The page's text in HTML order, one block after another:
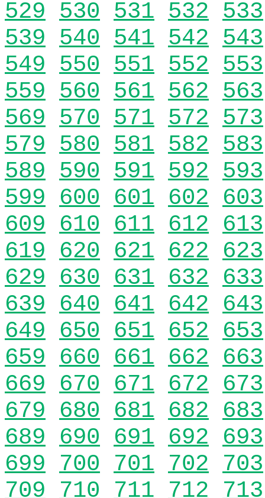
529 530 531 532 533
539 540 541 542 543
549 550 551 552 553
559 560 561 562 563
569 570 571 572 573
579 580 581 582 583
589 590 591 592 593
599 600 601 602 603
609 610 611 612 613
619 620 621 622 623
629 630 631 632 633
639 640 641 642 643
649 650 651 652 653
659 660 661 662 663
669 670 671 672 673
679 680 681 682 683
689 690 691 692 693
699 700 701 702 703
709 710 711 712 713